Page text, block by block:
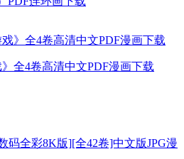
全4卷高清中文PDF漫画下载